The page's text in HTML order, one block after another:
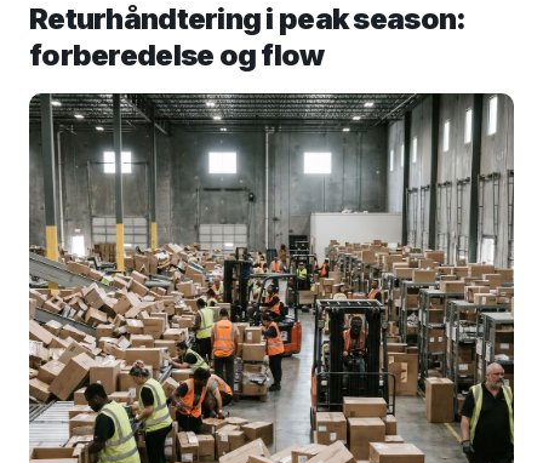
Returhåndtering i peak season:
forberedelse og flow